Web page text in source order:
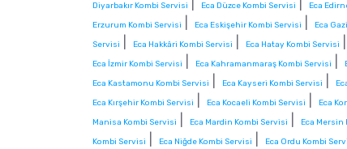
Diyarbakır Kombi Servisi
Eca Düzce Kombi Servisi Eca
Erzurum Kombi Servisi
Eca Eskişehir Kombi Servisi Eca
Servisi
Eca Hakkâri Kombi Servisi Eca Hatay Kombi Servisi
Eca İzmir Kombi Servisi Eca Kahramanmaraş Kombi Servisi
Eca Kastamonu Kombi Servisi Eca Kayseri Kombi Servisi
Eca Kırşehir Kombi Servisi Eca Kocaeli Kombi Servisi Eca
Manisa Kombi Servisi
Eca Mardin Kombi Servisi Eca Mersin
Kombi Servisi
Eca Niğde Kombi Servisi Eca Ordu Kombi